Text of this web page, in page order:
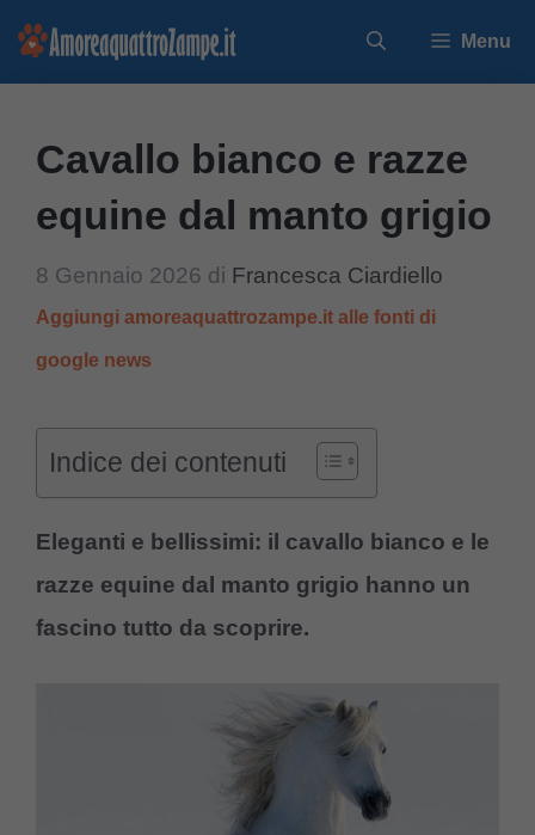
Vai
Menu
Cavallo bianco e razze
equine dal manto grigio
8 Gennaio 2026 di Francesca Ciardiello
Aggiungi amoreaquattrozampe.it alle fonti di
google news
Indice dei contenuti
Eleganti e bellissimi: il cavallo bianco e le
razze equine dal manto grigio hanno un
fascino tutto da scoprire.